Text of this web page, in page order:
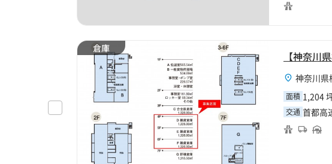
倉庫
神奈川県
面積 1,204
交通 首都高